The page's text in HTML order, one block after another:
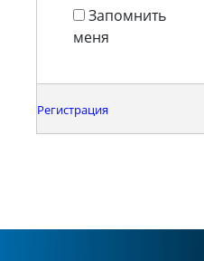
Запомнить
меня
Регистрация